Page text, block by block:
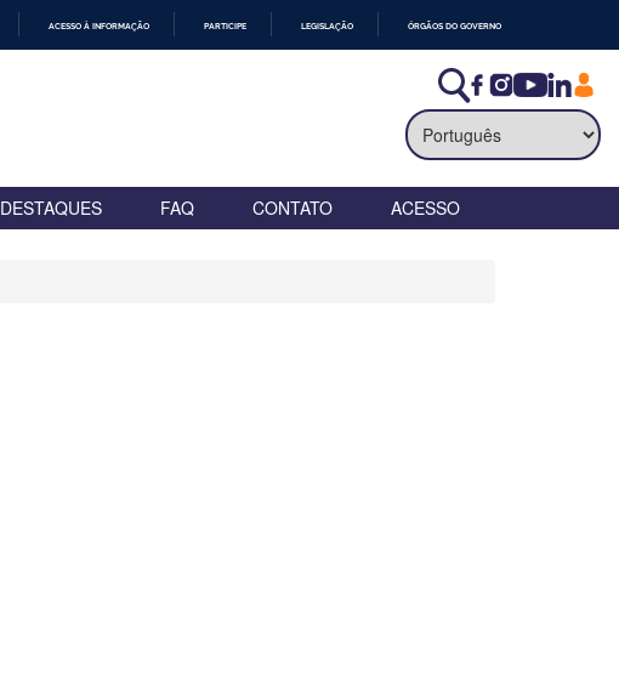
ACESSO À INFORMAÇÃO PARTICIPE LEGISLAÇÃO ÓRGÃOS DO GOVERNO
DESTAQUES FAQ CONTATO ACESSO